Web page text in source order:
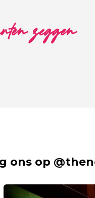
zeggen
ons op